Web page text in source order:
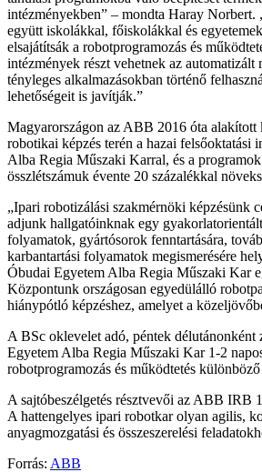
intézményekben” – mondta Haray
együtt iskolákkal, főiskolákkal és
elsajátítsák a robotprogramozás és
intézmények részt vehetnek az automatizált
tényleges alkalmazásokban történő
lehetőségeit is javítják.”
Magyarországon az ABB 2016 óta
robotikai képzés terén a hazai
Alba Regia Műszaki Karral, és a
összlétszámuk évente 20 százalékkal
„Ipari robotizálási szakmérnöki képzésünk
adjunk hallgatóinknak egy
folyamatok, gyártósorok fenntartására,
karbantartási folyamatok megismerésére
Óbudai Egyetem Alba Regia Műszaki Kar
Központunk országosan egyedülálló
hiánypótló képzéshez, amelyet a
A BSc oklevelet adó, péntek
Egyetem Alba Regia Műszaki Kar 1-2
robotprogramozás és működtetés
A sajtóbeszélgetés résztvevői az ABB IRB
A hattengelyes ipari robotkar olyan agilis,
anyagmozgatási és összeszerelési
Forrás: ABB